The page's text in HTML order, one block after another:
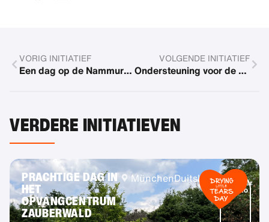
VORIG INITIATIEF
Een dag op de Nammura Government Higher Primary School
VOLGENDE INITIATIEF
Ondersteuning voor de woongroep Froschkern
VERDERE INITIATIEVEN
PRACHTIGE DAG IN
HET
OPVANGCENTRUM
ZAUBERWALD
MünchenDuitsland Meer
info